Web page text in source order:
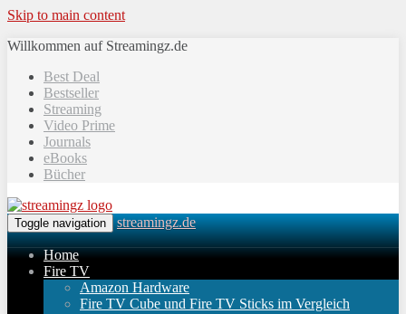
Skip to main content
Willkommen auf Streamingz.de
Best Deal
Bestseller
Streaming
Video Prime
Journals
eBooks
Bücher
Toggle navigation streamingz.de
Home
Fire TV
Amazon Hardware
Fire TV Cube und Fire TV Sticks im Vergleich